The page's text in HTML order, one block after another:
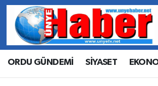
ORDU GÜNDEMİ SİYASET
Hava Durumu
Trafik Durumu